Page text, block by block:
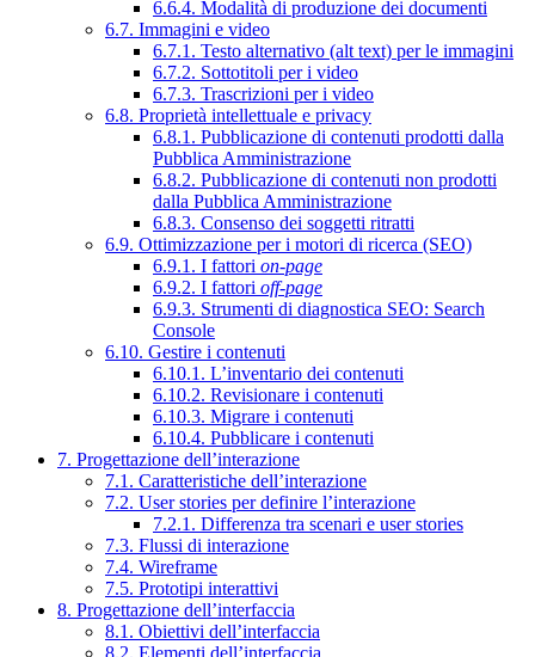
6.6.4. Modalità di produzione dei documenti
6.7. Immagini e video
6.7.1. Testo alternativo (alt text) per le immagini
6.7.2. Sottotitoli per i video
6.7.3. Trascrizioni per i video
6.8. Proprietà intellettuale e privacy
6.8.1. Pubblicazione di contenuti prodotti dalla
Pubblica Amministrazione
6.8.2. Pubblicazione di contenuti non prodotti
dalla Pubblica Amministrazione
6.8.3. Consenso dei soggetti ritratti
6.9. Ottimizzazione per i motori di ricerca (SEO)
6.9.1. I fattori on-page
6.9.2. I fattori off-page
6.9.3. Strumenti di diagnostica SEO: Search
Console
6.10. Gestire i contenuti
6.10.1. L’inventario dei contenuti
6.10.2. Revisionare i contenuti
6.10.3. Migrare i contenuti
6.10.4. Pubblicare i contenuti
7. Progettazione dell’interazione
7.1. Caratteristiche dell’interazione
7.2. User stories per definire l’interazione
7.2.1. Differenza tra scenari e user stories
7.3. Flussi di interazione
7.4. Wireframe
7.5. Prototipi interattivi
8. Progettazione dell’interfaccia
8.1. Obiettivi dell’interfaccia
8.2. Elementi dell’interfaccia